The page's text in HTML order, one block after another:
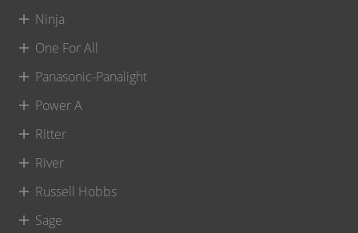
Ninja
One For All
Panasonic-Panalight
Power A
Ritter
River
Russell Hobbs
Sage